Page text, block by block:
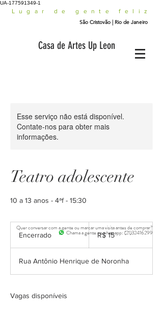
UA-177591349-1
Lugar de gente feliz
São Cristovão | Rio de Janeiro
Casa de Artes Up Leon
Esse serviço não está disponível.
Contate-nos para obter mais
informações.
Teatro adolescente
10 a 13 anos - 4ªf - 15:30
Encerrado
e
r
a
Reais
brasileiros
R$ 15
Rua Antônio Henrique de Noronha
Vagas disponíveis
Quer conversar com a gente ou marcar uma visita antes de comprar?
Chama a gente no whatsapp: (21)32416299